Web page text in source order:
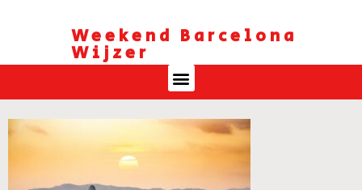
Weekend Barcelona
Wijzer